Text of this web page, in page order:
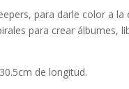
para darle color a la
para crear álbumes,
de longitud.